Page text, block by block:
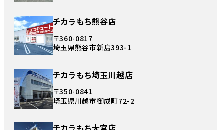
チカラもち熊谷店
〒360-0817
埼玉県熊谷市新島393-1
チカラもち埼玉川越店
〒350-0841
埼玉県川越市御成町72-2